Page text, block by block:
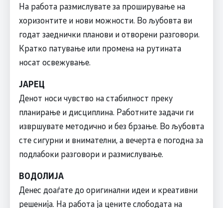
На работа размислувате за проширување на
хоризонтите и нови можности. Во љубовта ви
годат заеднички планови и отворени разговори.
Кратко патување или промена на рутината
носат освежување.
ЈАРЕЦ
Денот носи чувство на стабилност преку
планирање и дисциплина. Работните задачи ги
извршувате методично и без брзање. Во љубовта
сте сигурни и внимателни, а вечерта е погодна за
подлабоки разговори и размислување.
ВОДОЛИЈА
Денес доаѓате до оригинални идеи и креативни
решенија. На работа ја цените слободата на